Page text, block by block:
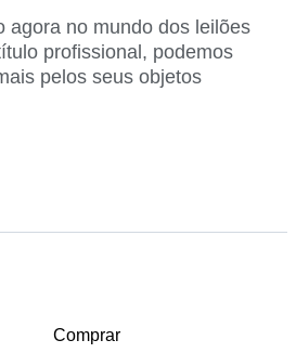
agora no mundo dos leilões
profissional, podemos
pelos seus objetos
Comprar